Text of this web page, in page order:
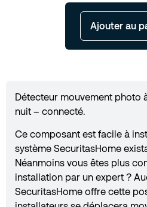
Ajouter au
Détecteur mouvement photo
nuit – connecté.
Ce composant est facile à
système SecuritasHome
Néanmoins vous êtes plus
installation par un expert ?
SecuritasHome offre cette